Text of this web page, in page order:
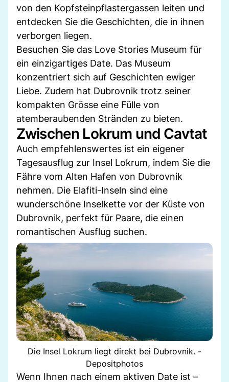
von den Kopfsteinpflastergassen leiten und
entdecken Sie die Geschichten, die in ihnen
verborgen liegen.
Besuchen Sie das Love Stories Museum für
ein einzigartiges Date. Das Museum
konzentriert sich auf Geschichten ewiger
Liebe. Zudem hat Dubrovnik trotz seiner
kompakten Grösse eine Fülle von
atemberaubenden Stränden zu bieten.
Zwischen Lokrum und Cavtat
Auch empfehlenswertes ist ein eigener
Tagesausflug zur Insel Lokrum, indem Sie die
Fähre vom Alten Hafen von Dubrovnik
nehmen. Die Elafiti-Inseln sind eine
wunderschöne Inselkette vor der Küste von
Dubrovnik, perfekt für Paare, die einen
romantischen Ausflug suchen.
Die Insel Lokrum liegt direkt bei Dubrovnik. -
Depositphotos
Wenn Ihnen nach einem aktiven Date ist –